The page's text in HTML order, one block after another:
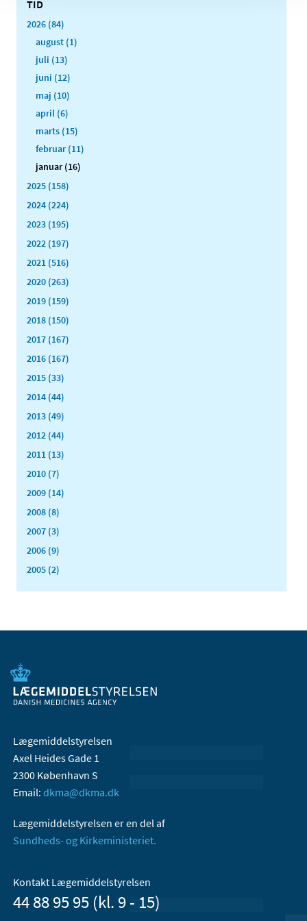
TID
2026 (84)
august (1)
juli (13)
juni (12)
maj (10)
april (6)
marts (15)
februar (11)
januar (16)
2025 (158)
2024 (224)
2023 (195)
2022 (197)
2021 (516)
2020 (263)
2019 (159)
2018 (150)
2017 (167)
2016 (167)
2015 (33)
2014 (44)
2013 (49)
2012 (44)
2011 (13)
2010 (7)
2009 (14)
2008 (8)
2007 (3)
2006 (9)
2005 (2)
Lægemiddelstyrelsen
Axel Heides Gade 1
2300 København S
Email: dkma@dkma.dk
Lægemiddelstyrelsen er en del af
Sundheds- og Kirkeministeriet.
Kontakt Lægemiddelstyrelsen
44 88 95 95 (kl. 9 - 15)